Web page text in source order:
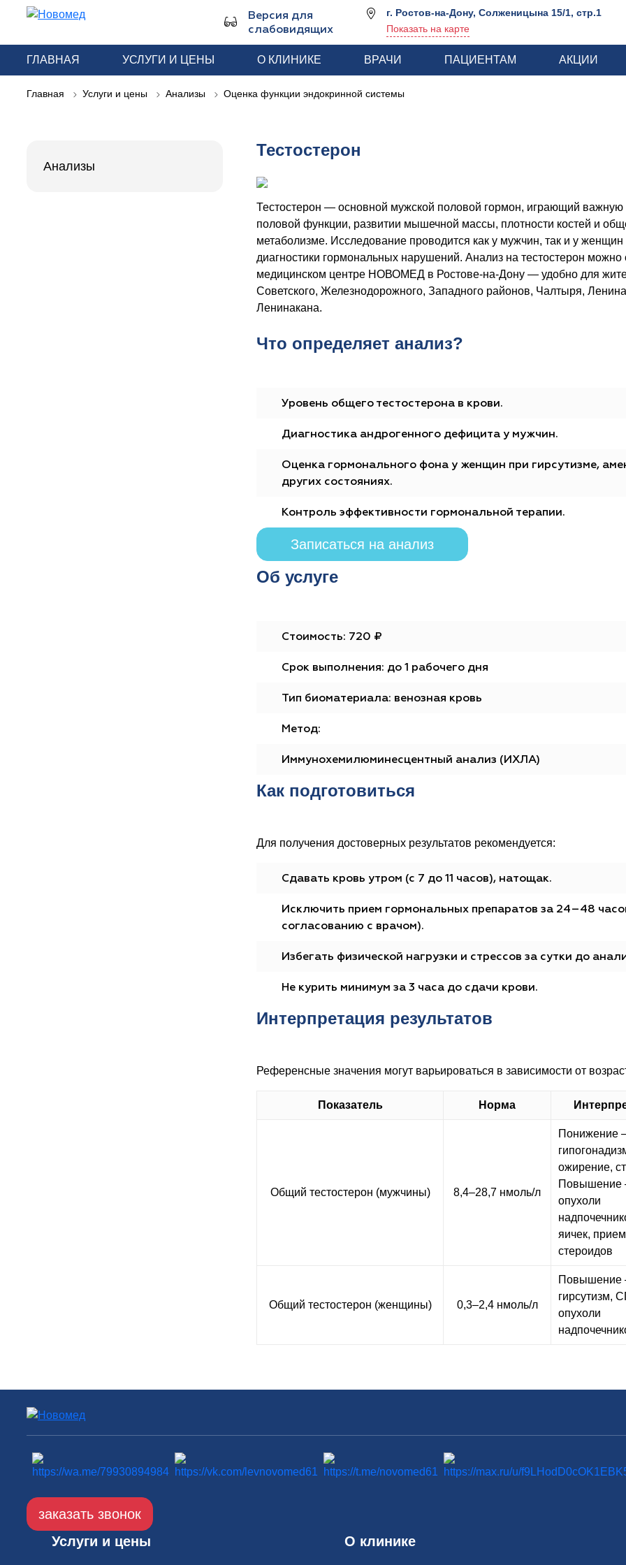
Версия для
слабовидящих
г. Ростов-на-Дону, Солженицына 15/1, стр.1
Показать на карте
ГЛАВНАЯ УСЛУГИ И ЦЕНЫ О КЛИНИКЕ ВРАЧИ ПАЦИЕНТАМ АКЦИИ
Главная Услуги и цены Анализы Оценка функции эндокринной системы
Анализы
Тестостерон
Тестостерон — основной мужской половой гормон, играющий важную
половой функции, развитии мышечной массы, плотности костей и
метаболизме. Исследование проводится как у мужчин, так и у женщин
диагностики гормональных нарушений. Анализ на тестостерон можно
медицинском центре НОВОМЕД в Ростове-на-Дону — удобно для
Советского, Железнодорожного, Западного районов, Чалтыря,
Ленинакана.
Что определяет анализ?
Уровень общего тестостерона в крови.
Диагностика андрогенного дефицита у мужчин.
Оценка гормонального фона у женщин при гирсутизме,
других состояниях.
Контроль эффективности гормональной терапии.
Записаться на анализ
Об услуге
Стоимость: 720 ₽
Срок выполнения: до 1 рабочего дня
Тип биоматериала: венозная кровь
Метод:
Иммунохемилюминесцентный анализ (ИХЛА)
Как подготовиться
Для получения достоверных результатов рекомендуется:
Сдавать кровь утром (с 7 до 11 часов), натощак.
Исключить прием гормональных препаратов за 24–48
согласованию с врачом).
Избегать физической нагрузки и стрессов за сутки до
Не курить минимум за 3 часа до сдачи крови.
Интерпретация результатов
Референсные значения могут варьироваться в зависимости от
Показатель Норма
Общий тестостерон (мужчины) 8,4–28,7 нмоль/л
Понижение
ожирение,
опухоли
яичек, прием
стероидов
Общий тестостерон (женщины) 0,3–2,4 нмоль/л
гирсутизм,
опухоли
заказать звонок
Услуги и цены
О клинике